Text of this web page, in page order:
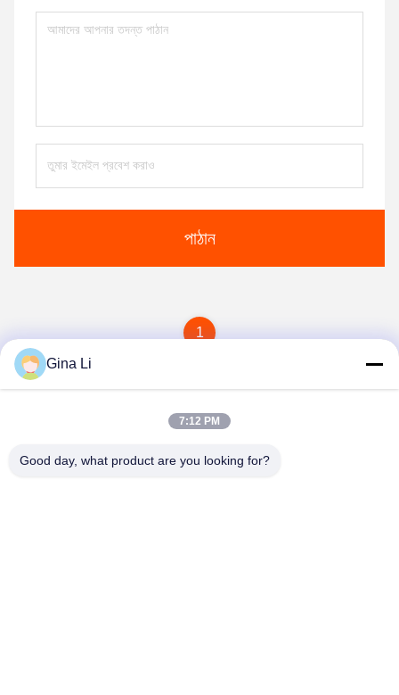
পাঠান
1
Gina Li
7:12 PM
Good day, what product are you looking for?